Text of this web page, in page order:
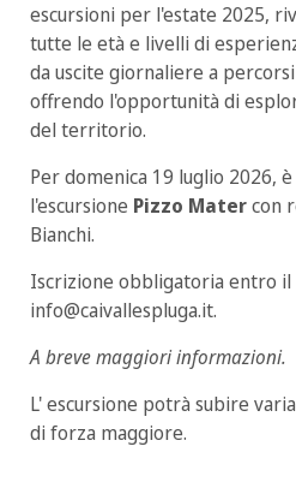
escursioni per l'estate 2025,
tutte le età e livelli di
da uscite giornaliere a
offrendo l'opportunità di
del territorio.
Per domenica 19 luglio 2026,
l'escursione Pizzo Matercon
Bianchi.
Iscrizione obbligatoria entro il
info@caivallespluga.it.
A breve maggiori informazioni.
L' escursione potrà subire
di forza maggiore.